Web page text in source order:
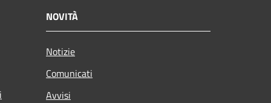
NOVITÀ
Notizie
Comunicati
Avvisi